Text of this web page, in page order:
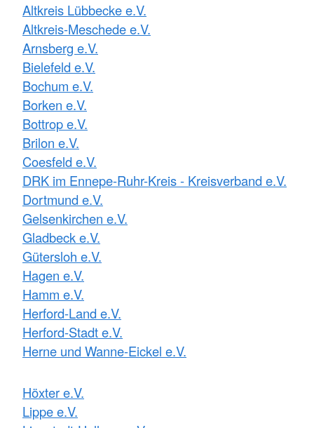
Altkreis Lübbecke e.V.
Altkreis-Meschede e.V.
Arnsberg e.V.
Bielefeld e.V.
Bochum e.V.
Borken e.V.
Bottrop e.V.
Brilon e.V.
Coesfeld e.V.
DRK im Ennepe-Ruhr-Kreis - Kreisverband e.V.
Dortmund e.V.
Gelsenkirchen e.V.
Gladbeck e.V.
Gütersloh e.V.
Hagen e.V.
Hamm e.V.
Herford-Land e.V.
Herford-Stadt e.V.
Herne und Wanne-Eickel e.V.
Höxter e.V.
Lippe e.V.